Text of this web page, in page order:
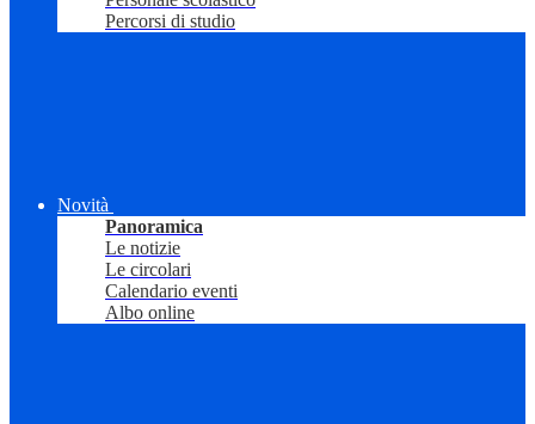
Percorsi di studio
Novità
Panoramica
Le notizie
Le circolari
Calendario eventi
Albo online